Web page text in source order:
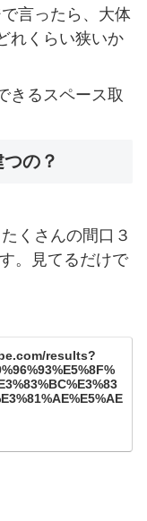
言ったら、大体
れくらい狭いか
きるスペース取
の？
くさんの間口３
。見てるだけで
results?